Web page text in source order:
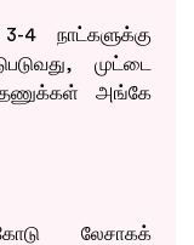
4 நாட்களுக்கு
முட்டை
அங்கே
லேசாகக்